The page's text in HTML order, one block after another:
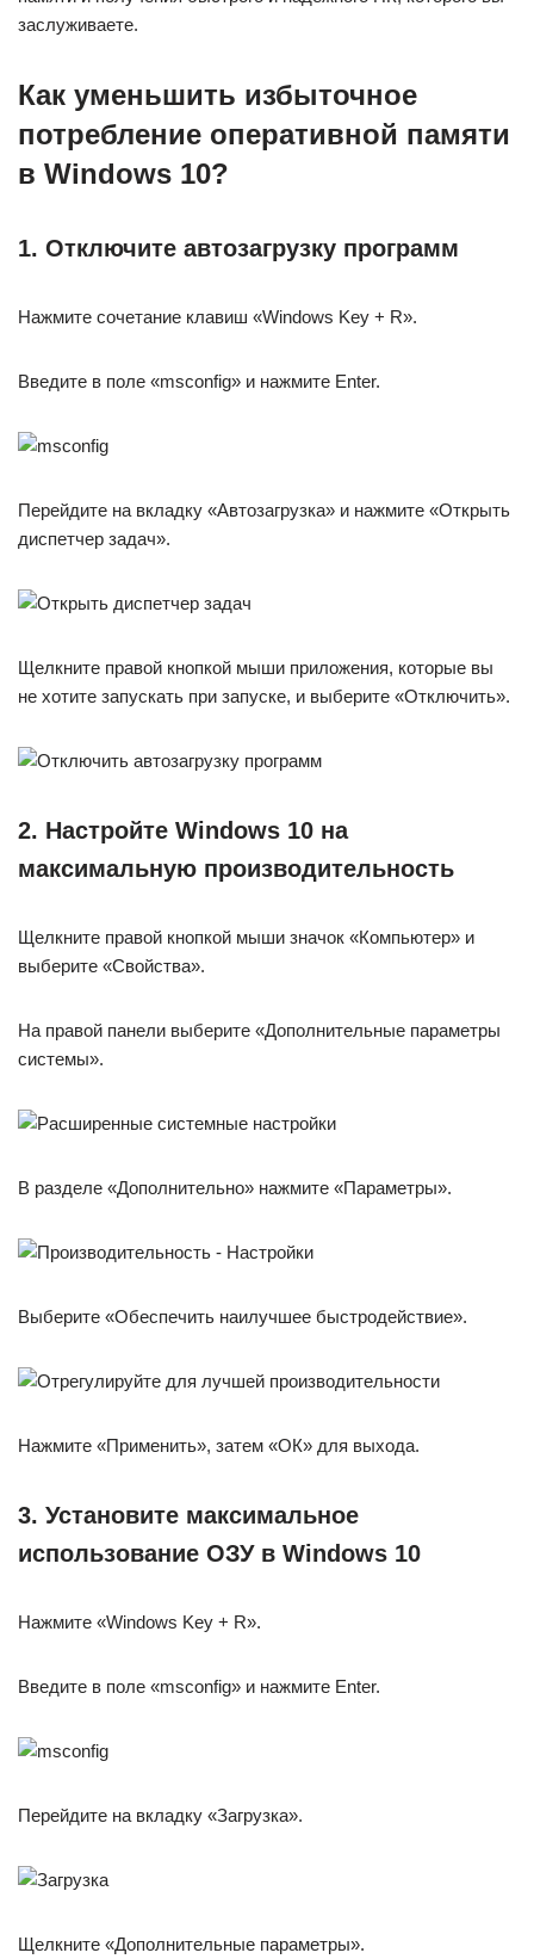
заслуживаете.
Как уменьшить избыточное
потребление оперативной памяти
в Windows 10?
1. Отключите автозагрузку программ
Нажмите сочетание клавиш «Windows Key + R».
Введите в поле «msconfig» и нажмите Enter.
Перейдите на вкладку «Автозагрузка» и нажмите «Открыть
диспетчер задач».
Щелкните правой кнопкой мыши приложения, которые вы
не хотите запускать при запуске, и выберите «Отключить».
2. Настройте Windows 10 на
максимальную производительность
Щелкните правой кнопкой мыши значок «Компьютер» и
выберите «Свойства».
На правой панели выберите «Дополнительные параметры
системы».
В разделе «Дополнительно» нажмите «Параметры».
Выберите «Обеспечить наилучшее быстродействие».
Нажмите «Применить», затем «ОК» для выхода.
3. Установите максимальное
использование ОЗУ в Windows 10
Нажмите «Windows Key + R».
Введите в поле «msconfig» и нажмите Enter.
Перейдите на вкладку «Загрузка».
Щелкните «Дополнительные параметры».